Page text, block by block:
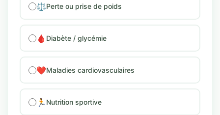
⚖️Perte ou prise de poids
🩸 Diabète / glycémie
❤️Maladies cardiovasculaires
🏃 Nutrition sportive